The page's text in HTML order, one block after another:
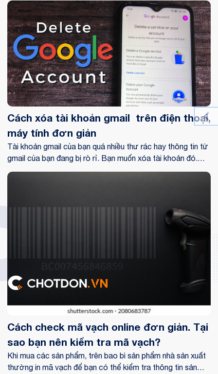
Cách xóa tài khoản gmail trên điện thoại,
máy tính đơn giản
Tài khoản gmail của bạn quá nhiều thư rác hay thông tin từ
gmail của bạn đang bị rò rỉ. Bạn muốn xóa tài khoản đó.
Sau đây là cách xóa tài khoản gmail, mời bạn đọc theo dõi.
Cách check mã vạch online đơn giản. Tại
sao bạn nên kiểm tra mã vạch?
Khi mua các sản phẩm, trên bao bì sản phẩm nhà sản xuất
thường in mã vạch để bạn có thể kiểm tra thông tin sản